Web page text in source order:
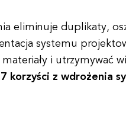
eliminuje duplikaty,
systemu
i utrzymywać
korzyści z wdrożenia